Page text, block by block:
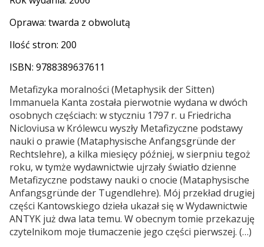
Oprawa: twarda z obwolutą
Ilość stron: 200
ISBN: 9788389637611
Metafizyka moralności (Metaphysik der Sitten)
Immanuela Kanta została pierwotnie wydana w dwóch
osobnych częściach: w styczniu 1797 r. u Friedricha
Nicloviusa w Królewcu wyszły Metafizyczne podstawy
nauki o prawie (Mataphysische Anfangsgründe der
Rechtslehre), a kilka miesięcy później, w sierpniu tegoż
roku, w tymże wydawnictwie ujrzały światło dzienne
Metafizyczne podstawy nauki o cnocie (Mataphysische
Anfangsgründe der Tugendlehre). Mój przekład drugiej
części Kantowskiego dzieła ukazał się w Wydawnictwie
ANTYK już dwa lata temu. W obecnym tomie przekazuję
czytelnikom moje tłumaczenie jego części pierwszej. (…)